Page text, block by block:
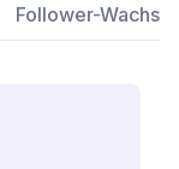
Follower-